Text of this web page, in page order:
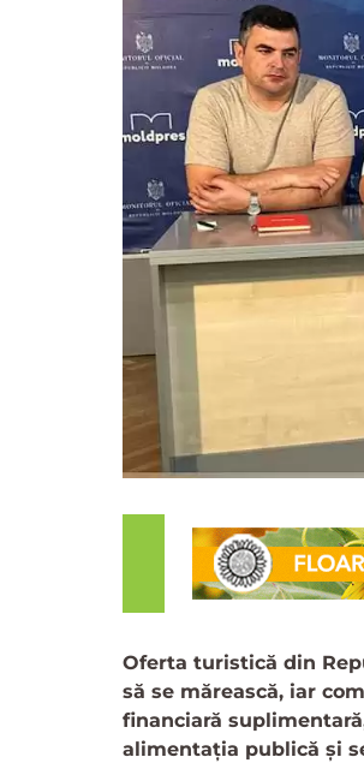
Oferta turistică din
să se mărească, iar
financiară
alimentația publică și